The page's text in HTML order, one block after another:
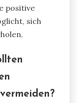
positive
sich